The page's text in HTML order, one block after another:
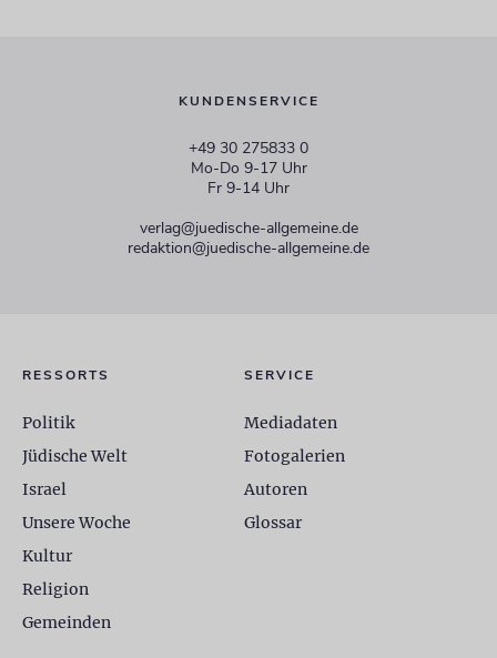
KUNDENSERVICE
+49 30 275833 0
Mo-Do 9-17 Uhr
Fr 9-14 Uhr
verlag@juedische-allgemeine.de
redaktion@juedische-allgemeine.de
RESSORTS
Politik
Jüdische Welt
Israel
Unsere Woche
Kultur
Religion
Gemeinden
SERVICE
Mediadaten
Fotogalerien
Autoren
Glossar